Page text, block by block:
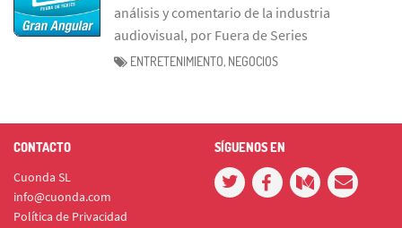
análisis y comentario de la industria
audiovisual, por Fuera de Series
ENTRETENIMIENTO, NEGOCIOS
CONTACTO
Cuonda SL
info@cuonda.com
Política de Privacidad
SÍGUENOS EN